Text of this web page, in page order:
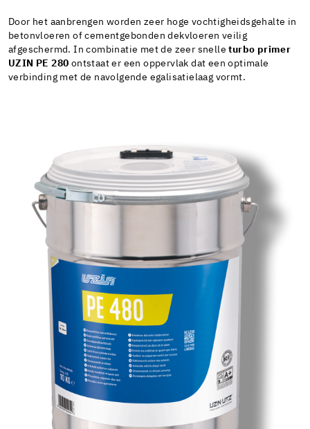
Door het aanbrengen worden zeer hoge vochtigheidsgehalte in
betonvloeren of cementgebonden dekvloeren veilig
afgeschermd. In combinatie met de zeer snelleturbo primer
UZIN PE 280 ontstaat er een oppervlak dat een optimale
verbinding met de navolgende egalisatielaag vormt.